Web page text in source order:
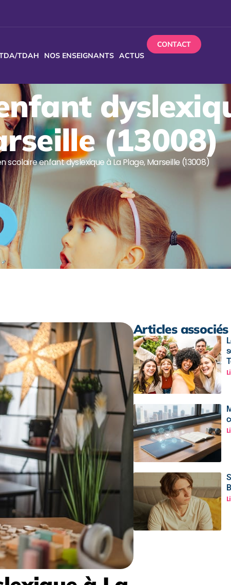
TDAH NOS ENSEIGNANTS ACTUS
CONTACT
(13008)
scolaire enfant dyslexique à La Plage, Marseille (13008)
Articles associés